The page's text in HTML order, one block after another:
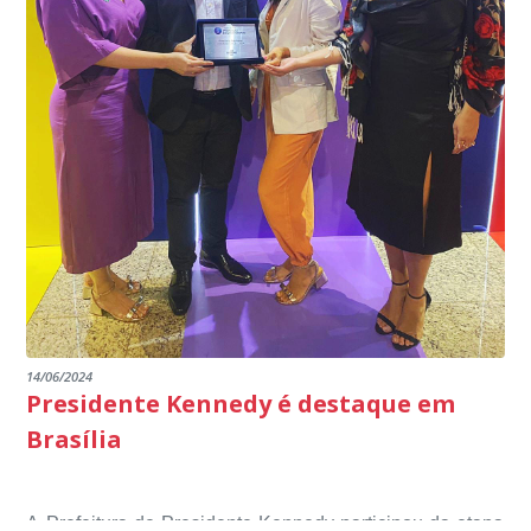
14/06/2024
Presidente Kennedy é destaque em
Brasília
A Prefeitura de Presidente Kennedy participou da etapa